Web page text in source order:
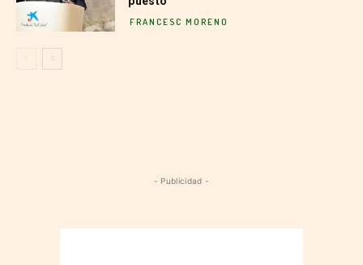
FRANCESC MORENO
- Publicidad -